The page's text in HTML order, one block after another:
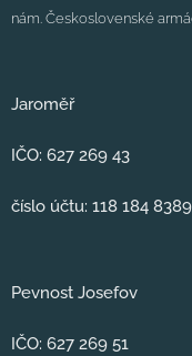
nám. Československé
Jaroměř
IČO: 627 269 43
číslo účtu: 118 184
Pevnost Josefov
IČO: 627 269 51